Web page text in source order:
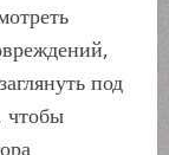
под
чтобы